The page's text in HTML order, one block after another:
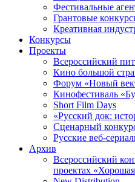
Фестивальные
Грантовые
Креативная
Конкурсы
Проекты
Всероссийский
Кино большой
Форум «Новый
Кинофестиваль
Short Film Days
«Русский док:
Сценарный
Русские веб-
Архив
Всероссийский
проектах